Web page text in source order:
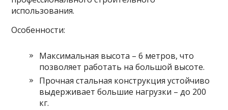
использования.
Особенности:
Максимальная высота – 6 метров, что
позволяет работать на большой высоте.
Прочная стальная конструкция устойчиво
выдерживает большие нагрузки – до 200
кг.